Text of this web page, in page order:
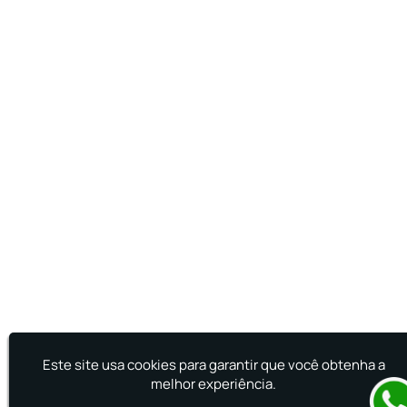
Este site usa cookies para garantir que você obtenha a
melhor experiência.